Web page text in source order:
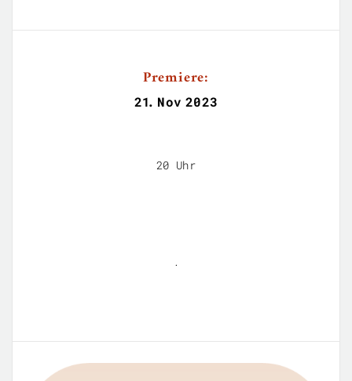
Premiere:
21. Nov 2023
20 Uhr
.